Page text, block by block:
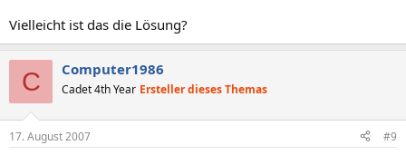
Vielleicht ist das die Lösung?
C Computer1986
Cadet 4th Year Ersteller dieses Themas
17. August 2007 #9